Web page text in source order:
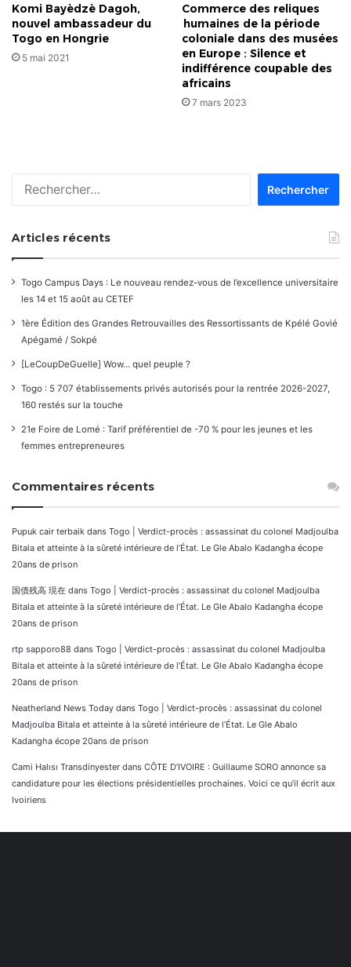
Komi Bayèdzè Dagoh,
nouvel ambassadeur du
Togo en Hongrie
5 mai 2021
Commerce des reliques
humaines de la période
coloniale dans des musées
en Europe : Silence et
indifférence coupable des
africains
7 mars 2023
Articles récents
Togo Campus Days : Le nouveau rendez-vous de l’excellence universitaire
les 14 et 15 août au CETEF
1ère Édition des Grandes Retrouvailles des Ressortissants de Kpélé Govié
Apégamé / Sokpé
[LeCoupDeGuelle] Wow… quel peuple ?
Togo : 5 707 établissements privés autorisés pour la rentrée 2026-2027,
160 restés sur la touche
21e Foire de Lomé : Tarif préférentiel de -70 % pour les jeunes et les
femmes entrepreneures
Commentaires récents
Pupuk cair terbaik dans Togo | Verdict-procès : assassinat du colonel Madjoulba
Bitala et atteinte à la sûreté intérieure de l’État. Le Gle Abalo Kadangha écope
20ans de prison
国債残高 現在 dans Togo | Verdict-procès : assassinat du colonel Madjoulba
Bitala et atteinte à la sûreté intérieure de l’État. Le Gle Abalo Kadangha écope
20ans de prison
rtp sapporo88 dans Togo | Verdict-procès : assassinat du colonel Madjoulba
Bitala et atteinte à la sûreté intérieure de l’État. Le Gle Abalo Kadangha écope
20ans de prison
Neatherland News Today dans Togo | Verdict-procès : assassinat du colonel
Madjoulba Bitala et atteinte à la sûreté intérieure de l’État. Le Gle Abalo
Kadangha écope 20ans de prison
Cami Halısı Transdinyester dans CÔTE D’IVOIRE : Guillaume SORO annonce sa
candidature pour les élections présidentielles prochaines. Voici ce qu’il écrit aux
Ivoiriens